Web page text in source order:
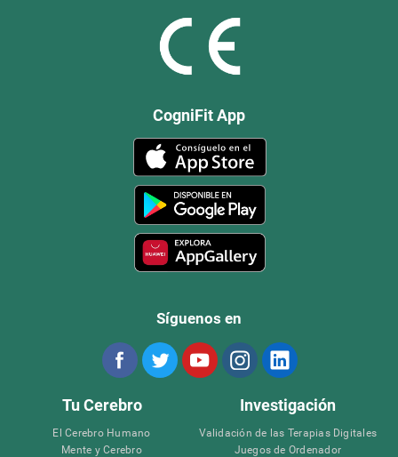
CogniFit App
Síguenos en
Tu Cerebro
El Cerebro Humano
Mente y Cerebro
Investigación
Validación de las Terapias Digitales
Juegos de Ordenador